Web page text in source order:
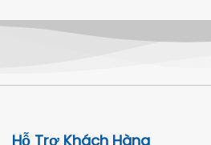
Hỗ Trợ Khách Hàng